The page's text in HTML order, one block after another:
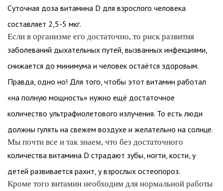
Суточная доза витамина D для взрослого человека
составляет 2,5-5 мкг.
Если в организме его достаточно, то риск развития
заболеваний дыхательных путей, вызванных инфекциями,
снижается до минимума и человек остаётся здоровым.
Правда, одно но! Для того, чтобы этот витамин работал
«на полную мощность» нужно ещё достаточное
количество ультрафиолетового излучения. То есть люди
должны гулять на свежем воздухе и желательно на солнце.
Мы почти все и так знаем, что без достаточного
количества витамина D страдают зубы, ногти, кости, у
детей развивается рахит, у взрослых остеопороз.
Кроме того витамин необходим для нормальной работы